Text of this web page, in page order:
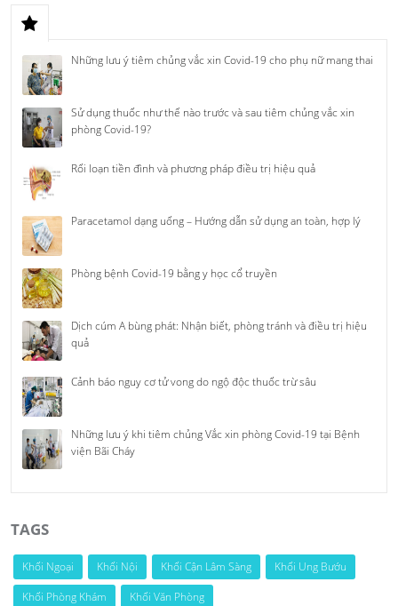
Những lưu ý tiêm chủng vắc xin Covid-19 cho phụ nữ mang thai
Sử dụng thuốc như thế nào trước và sau tiêm chủng vắc xin
phòng Covid-19?
Rối loạn tiền đình và phương pháp điều trị hiệu quả
Paracetamol dạng uống – Hướng dẫn sử dụng an toàn, hợp lý
Phòng bệnh Covid-19 bằng y học cổ truyền
Dịch cúm A bùng phát: Nhận biết, phòng tránh và điều trị hiệu
quả
Cảnh báo nguy cơ tử vong do ngộ độc thuốc trừ sâu
Những lưu ý khi tiêm chủng Vắc xin phòng Covid-19 tại Bệnh
viện Bãi Cháy
TAGS
Khối Ngoại Khối Nội Khối Cận Lâm Sàng
Khối Ung Bướu
Khối Phòng Khám
Khối Văn Phòng